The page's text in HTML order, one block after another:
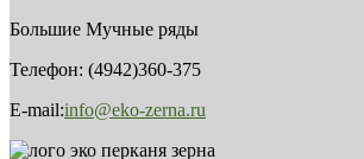
Большие Мучные ряды
Телефон: (4942)360-375
E-mail:info@eko-zerna.ru